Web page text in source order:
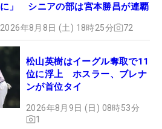
に」 シニアの部は宮本勝昌が連覇
2026年8月8日 (土) 18時25分 72
松山英樹はイーグル奪取で11
位に浮上 ホスラー、ブレナ
ンが首位タイ
2026年8月9日 (日) 08時53分
1